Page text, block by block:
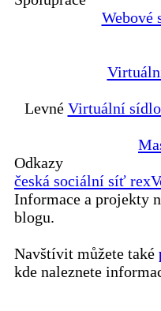
Webové
Levné Virtuální
Odkazy
česká sociální síť
Informace a projekty
blogu.
Navštívit můžete také
kde naleznete